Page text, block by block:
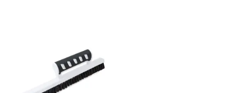
Applicering av lim: Lim strykes på
väggen